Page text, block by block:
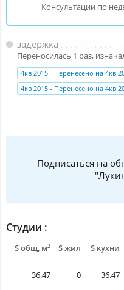
Консультации по
задержка
Переносилась 1 раз,
4кв 2015 - Перенесено на 4кв
4кв 2015 - Перенесено на 4кв
Подписаться на
Студии :
S общ, м2 S жил S кухни
36.47 0 36.47